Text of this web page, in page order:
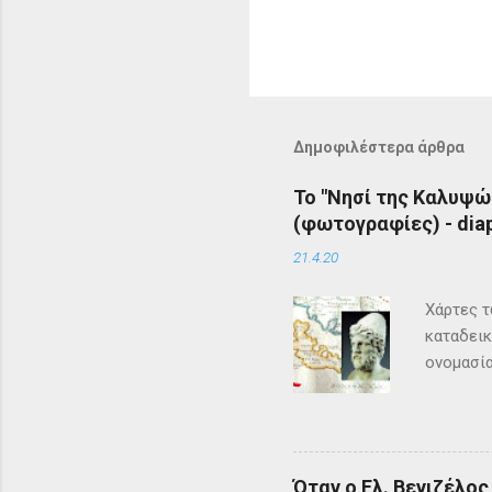
Δημοφιλέστερα άρθρα
Το "Νησί της
(φωτογραφίες) -
21.4.20
Χάρτες
Όταν ο Ελ.